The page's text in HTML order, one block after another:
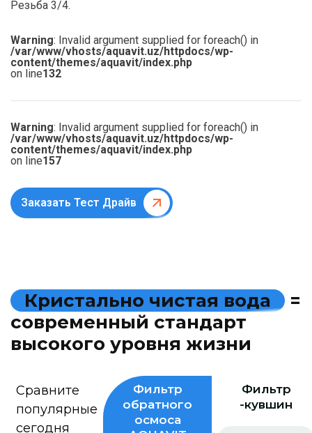
Резьба 3/4.
Warning: Invalid argument supplied for foreach() in
/var/www/vhosts/aquavit.uz/httpdocs/wp-
content/themes/aquavit/index.php
on line132
Warning: Invalid argument supplied for foreach() in
/var/www/vhosts/aquavit.uz/httpdocs/wp-
content/themes/aquavit/index.php
on line157
Заказать Тест Драйв
Кристально чистая вода
=
современный стандарт
высокого уровня жизни
Сравните
популярные
сегодня
Фильтр
обратного
осмоса
Фильтр
-кувшин